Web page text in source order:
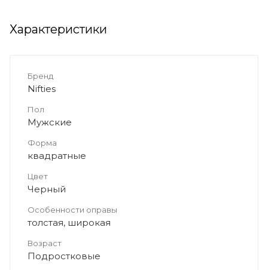
Характеристики
Бренд
Nifties
Пол
Мужские
Форма
квадратные
Цвет
Черный
Особенности оправы
толстая, широкая
Возраст
Подростковые